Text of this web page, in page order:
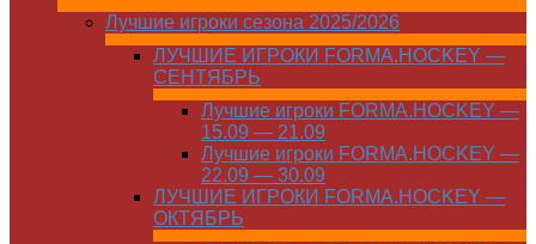
Лучшие игроки сезона 2025/2026
ЛУЧШИЕ ИГРОКИ FORMA.HOCKEY —
СЕНТЯБРЬ
Лучшие игроки FORMA.HOCKEY —
15.09 — 21.09
Лучшие игроки FORMA.HOCKEY —
22.09 — 30.09
ЛУЧШИЕ ИГРОКИ FORMA.HOCKEY —
ОКТЯБРЬ